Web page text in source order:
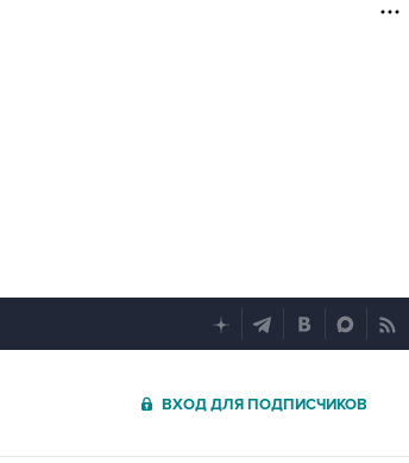
ВХОД ДЛЯ ПОДПИСЧИКОВ